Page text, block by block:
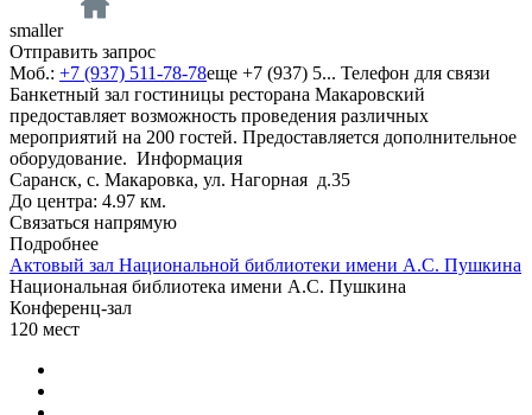
smaller
Отправить запрос
Моб.: +7 (937) 511-78-78еще +7 (937) 5... Телефон для связи
Банкетный зал гостиницы ресторана Макаровский
предоставляет возможность проведения различных
мероприятий на 200 гостей. Предоставляется дополнительное
оборудование. Информация
Саранск, с. Макаровка, ул. Нагорная д.35
До центра: 4.97 км.
Связаться напрямую
Подробнее
Актовый зал Национальной библиотеки имени А.С. Пушкина
Национальная библиотека имени А.С. Пушкина
Конференц-зал
120 мест